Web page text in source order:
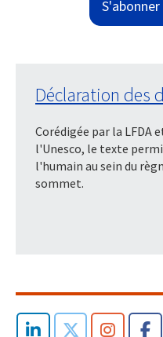
Déclaration des
Corédigée par la LFDA
l'Unesco, le texte
l'humain au sein du
sommet.